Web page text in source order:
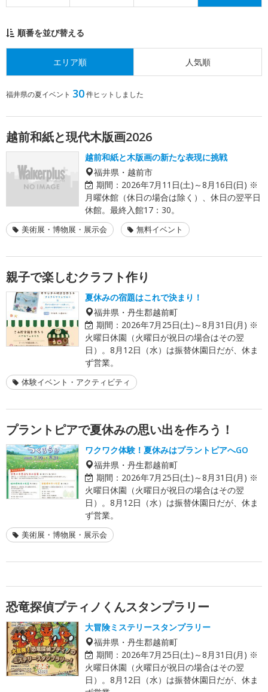
順番を並び替える
エリア順 人気順
福井県の夏イベント 30件ヒットしました
越前和紙と現代木版画2026
越前和紙と木版画の新たな表現に挑戦
福井県・越前市
期間： 2026年7月11日(土)～8月16日(日) ※
月曜休館（休日の場合は除く）、休日の翌平日
休館。最終入館17：30。
美術展・博物展・展示会 無料イベント
親子で楽しむクラフト作り
夏休みの宿題はこれで決まり！
福井県・丹生郡越前町
期間： 2026年7月25日(土)～8月31日(月) ※
火曜日休園（火曜日が祝日の場合はその翌
日）。8月12日（水）は振替休園日だが、休ま
ず営業。
体験イベント・アクティビティ
プラントピアで夏休みの思い出を作ろう！
ワクワク体験！夏休みはプラントピアへGO
福井県・丹生郡越前町
期間： 2026年7月25日(土)～8月31日(月) ※
火曜日休園（火曜日が祝日の場合はその翌
日）。8月12日（水）は振替休園日だが、休ま
ず営業。
美術展・博物展・展示会
恐竜探偵プティノくんスタンプラリー
大冒険ミステリースタンプラリー
福井県・丹生郡越前町
期間： 2026年7月25日(土)～8月31日(月) ※
火曜日休園（火曜日が祝日の場合はその翌
日）。8月12日（水）は振替休園日だが、休ま